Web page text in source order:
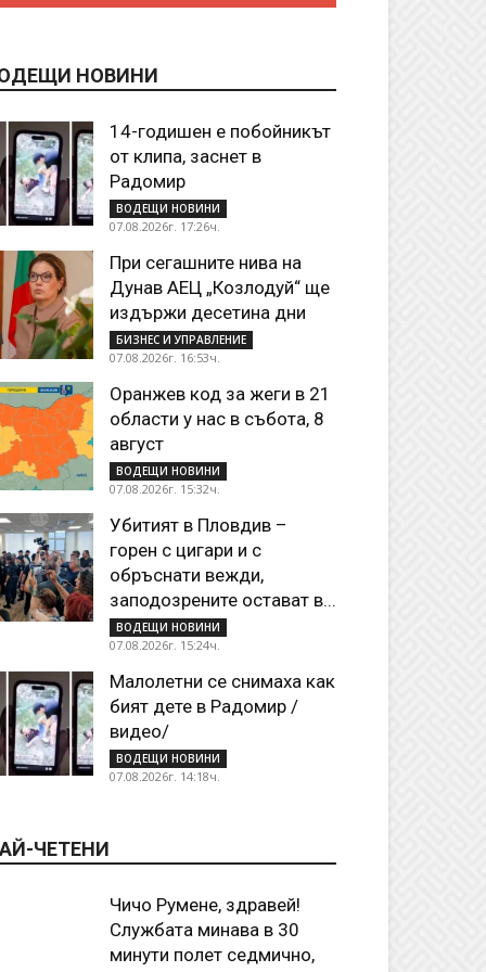
НОВИНИ
14-годишен е побойникът
от клипа, заснет в
Радомир
ВОДЕЩИ НОВИНИ
07.08.2026г. 17:26ч.
При сегашните нива на
Дунав АЕЦ „Козлодуй“ ще
издържи десетина дни
БИЗНЕС И УПРАВЛЕНИЕ
07.08.2026г. 16:53ч.
Оранжев код за жеги в 21
области у нас в събота, 8
август
ВОДЕЩИ НОВИНИ
07.08.2026г. 15:32ч.
Убитият в Пловдив –
горен с цигари и с
обръснати вежди,
заподозрените остават в...
ВОДЕЩИ НОВИНИ
07.08.2026г. 15:24ч.
Малолетни се снимаха как
бият дете в Радомир /
видео/
ВОДЕЩИ НОВИНИ
07.08.2026г. 14:18ч.
ЧЕТЕНИ
Чичо Румене, здравей!
Службата минава в 30
минути полет седмично,